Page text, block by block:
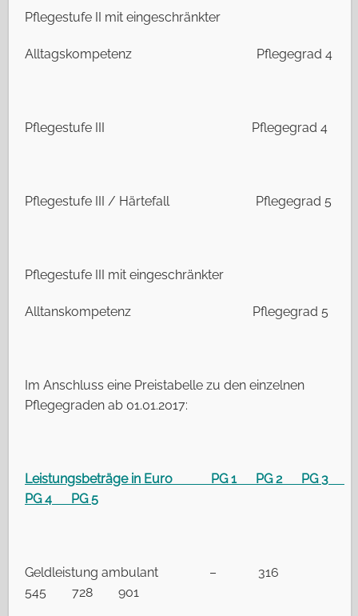
Pflegestufe II mit eingeschränkter
Alltagskompetenz Pflegegrad 4
Pflegestufe III Pflegegrad 4
Pflegestufe III / Härtefall Pflegegrad 5
Pflegestufe III mit eingeschränkter
Alltanskompetenz Pflegegrad 5
Im Anschluss eine Preistabelle zu den einzelnen
Pflegegraden ab 01.01.2017:
Leistungsbeträge in Euro
PG 1 PG 2 PG 3
PG 4 PG 5
Geldleistung ambulant – 316
545 728 901